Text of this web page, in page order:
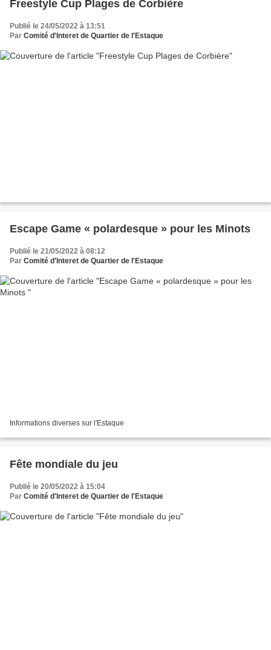
Freestyle Cup Plages de Corbière
Publié le 24/05/2022 à 13:51
Par Comité d'Interet de Quartier de l'Estaque
Escape Game « polardesque » pour les Minots
Publié le 21/05/2022 à 08:12
Par Comité d'Interet de Quartier de l'Estaque
Informations diverses sur l'Estaque
Fête mondiale du jeu
Publié le 20/05/2022 à 15:04
Par Comité d'Interet de Quartier de l'Estaque